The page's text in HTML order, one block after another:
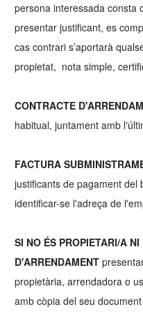
persona interessada consta
presentar justificant, es
cas contrari s’aportarà
propietat, nota simple,
CONTRACTE
habitual, juntament amb
FACTURA
justificants de pagament del
identificar-se l'adreça de
SI NO ÉS PROPIETARI/A
D'ARRENDAMENT
propietària, arrendadora o
amb còpia del seu